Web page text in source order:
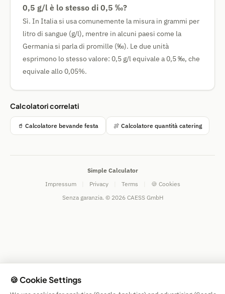
0,5 g/l è lo stesso di 0,5 ‰?
Sì. In Italia si usa comunemente la misura in grammi per
litro di sangue (g/l), mentre in alcuni paesi come la
Germania si parla di promille (‰). Le due unità
esprimono lo stesso valore: 0,5 g/l equivale a 0,5 ‰, che
equivale allo 0,05%.
Calcolatori correlati
🥤 Calcolatore bevande festa 🍖 Calcolatore quantità catering
Simple Calculator
Impressum
Privacy Terms
🍪 Cookies
Senza garanzia. © 2026 CAESS GmbH
🍪 Cookie Settings